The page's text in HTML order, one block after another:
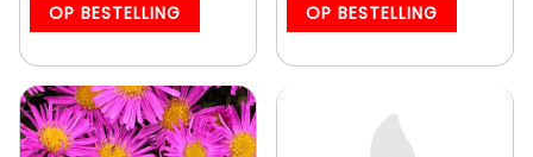
OP BESTELLING OP BESTELLING